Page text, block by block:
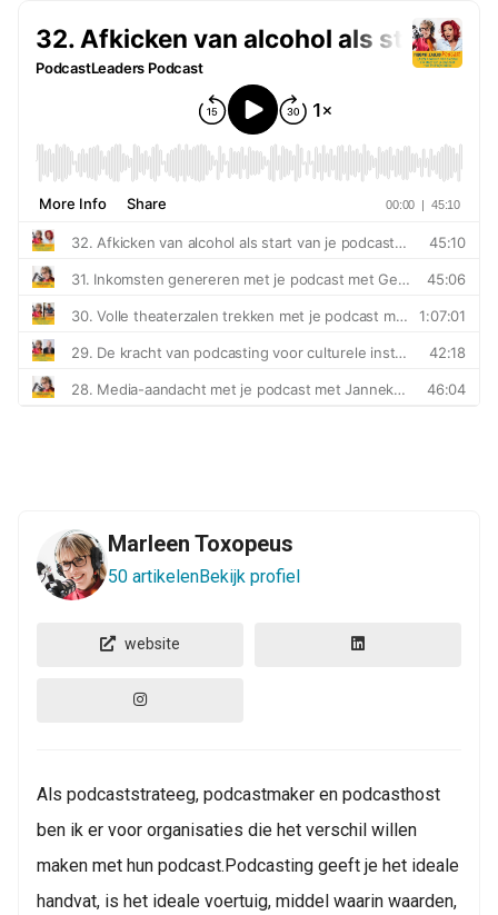
Marleen Toxopeus
50 artikelenBekijk profiel
website
Als podcaststrateeg, podcastmaker en podcasthost
ben ik er voor organisaties die het verschil willen
maken met hun podcast.Podcasting geeft je het ideale
handvat, is het ideale voertuig, middel waarin waarden,